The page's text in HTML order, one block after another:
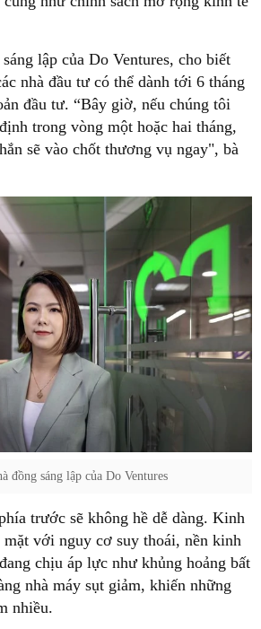
lập của Do Ventures, cho biết
nhà đầu tư có thể dành tới 6 tháng
đầu tư. “Bây giờ, nếu chúng tôi
trong vòng một hoặc hai tháng,
sẽ vào chốt thương vụ ngay", bà
đồng sáng lập của Do Ventures
trước sẽ không hề dễ dàng. Kinh
mặt với nguy cơ suy thoái, nền kinh
chịu áp lực như khủng hoảng bất
nhà máy sụt giảm, khiến những
nhiều.